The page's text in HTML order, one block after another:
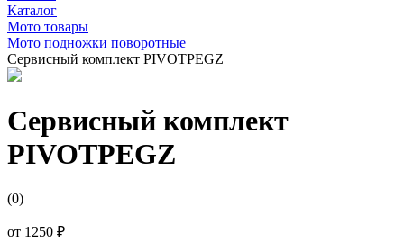
Каталог
Мото товары
Мото подножки поворотные
Сервисный комплект PIVOTPEGZ
Сервисный комплект
PIVOTPEGZ
(0)
от 1250 ₽